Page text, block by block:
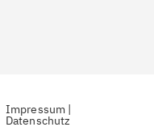
Impressum |
Datenschutz